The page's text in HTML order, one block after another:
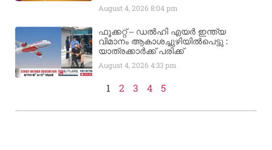
August 4, 20268:04 pm
ഫൂക്കറ്റ് – ഡൽഹി എയര്‍ ഇന്ത്യ
വിമാനം ആകാശച്ചുഴിയില്‍പെട്ടു :
യാത്രക്കാര്‍ക്ക് പരിക്ക്
August 4, 20264:33 pm
1 2 3 4 5